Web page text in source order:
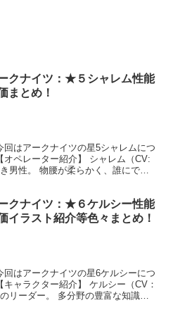
クナイツ：★５シャレム性能
まとめ！
はアークナイツの星5シャレムにつ
ペレーター紹介】 シャレム（CV:
男性。 物腰が柔らかく、誰にでも
クナイツ：★６ケルシー性能
イラスト紹介等色々まとめ！
はアークナイツの星6ケルシーにつ
ャラクター紹介】 ケルシー（CV：
リーダー。 多分野の豊富な知識で